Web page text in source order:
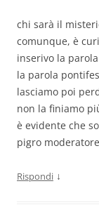
chi sarà il
comunque, è
inserivo la
la parola
lasciamo poi
non la finiamo
è evidente che
pigro
Rispondi ↓